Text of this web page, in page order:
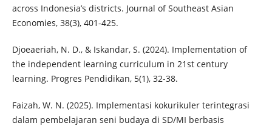
across Indonesia’s districts. Journal of Southeast Asian
Economies, 38(3), 401-425.
Djoeaeriah, N. D., & Iskandar, S. (2024). Implementation of
the independent learning curriculum in 21st century
learning. Progres Pendidikan, 5(1), 32-38.
Faizah, W. N. (2025). Implementasi kokurikuler terintegrasi
dalam pembelajaran seni budaya di SD/MI berbasis